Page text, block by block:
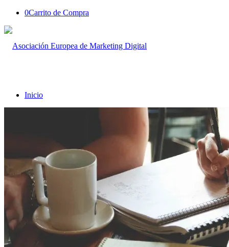
0Carrito de Compra
Inicio
Programas
Máster en WordPress